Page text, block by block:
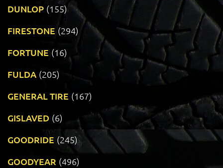
DUNLOP (155)
FIRESTONE (294)
FORTUNE (16)
FULDA (205)
GENERAL TIRE (167)
GISLAVED (6)
GOODRIDE (245)
GOODYEAR (496)